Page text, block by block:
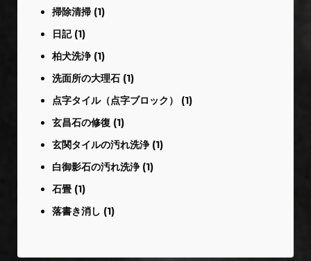
掃除清掃 (1)
日記(1)
柏犬洗浄(1)
洗面所の大理石 (1)
点字タイル（点字ブロック）
(1)
玄昌石の修復 (1)
玄関タイルの汚れ洗浄(1)
白御影石の汚れ洗浄(1)
石畳 (1)
落書き消し (1)